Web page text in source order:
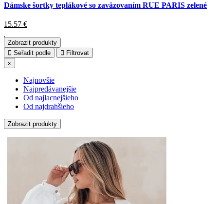
Dámske šortky teplákové so zaväzovaním RUE PARIS zelené
15.57 €
Zobrazit produkty
Seřadit podle
Filtrovat
x
Najnovšie
Najpredávanejšie
Od najlacnejšieho
Od najdrahšieho
Zobrazit produkty